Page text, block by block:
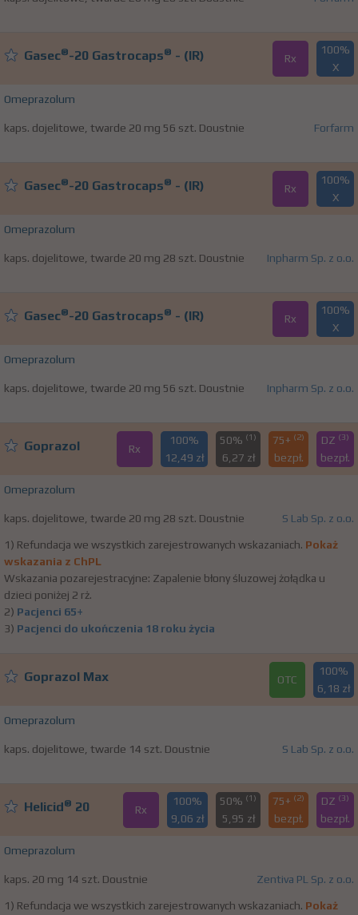
Gasec®-20 Gastrocaps® - (IR) Rx
100%
X
Omeprazolum
kaps. dojelitowe, twarde 20 mg 56 szt. Doustnie Forfarm
Gasec®-20 Gastrocaps® - (IR) Rx
100%
X
Omeprazolum
kaps. dojelitowe, twarde 20 mg 28 szt. Doustnie Inpharm Sp. z o.o.
Gasec®-20 Gastrocaps® - (IR) Rx
100%
X
Omeprazolum
kaps. dojelitowe, twarde 20 mg 56 szt. Doustnie Inpharm Sp. z o.o.
Goprazol Rx
100%
12,49 zł
50% (1)
6,27 zł
75+ (2)
bezpł.
DZ (3)
bezpł.
Omeprazolum
kaps. dojelitowe, twarde 20 mg 28 szt. Doustnie S Lab Sp. z o.o.
1) Refundacja we wszystkich zarejestrowanych wskazaniach. Pokaż
wskazania z ChPL
Wskazania pozarejestracyjne: Zapalenie błony śluzowej żołądka u
dzieci poniżej 2 rż.
2) Pacjenci 65+
3) Pacjenci do ukończenia 18 roku życia
Goprazol Max OTC
100%
6,18 zł
Omeprazolum
kaps. dojelitowe, twarde 14 szt. Doustnie S Lab Sp. z o.o.
Helicid® 20 Rx
100%
9,06 zł
50% (1)
5,95 zł
75+ (2)
bezpł.
DZ (3)
bezpł.
Omeprazolum
kaps. 20 mg 14 szt. Doustnie Zentiva PL Sp. z o.o.
1) Refundacja we wszystkich zarejestrowanych wskazaniach. Pokaż